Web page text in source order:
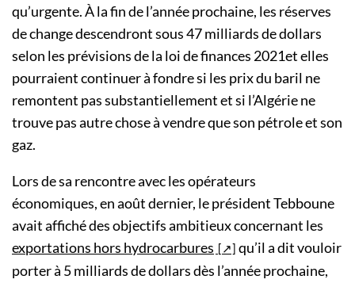
qu’urgente. À la fin de l’année prochaine, les réserves
de change descendront sous 47 milliards de dollars
selon les prévisions de la loi de finances 2021et elles
pourraient continuer à fondre si les prix du baril ne
remontent pas substantiellement et si l’Algérie ne
trouve pas autre chose à vendre que son pétrole et son
gaz.
Lors de sa rencontre avec les opérateurs
économiques, en août dernier, le président Tebboune
avait affiché des objectifs ambitieux concernant les
exportations hors hydrocarbures
qu’il a dit vouloir
porter à 5 milliards de dollars dès l’année prochaine,